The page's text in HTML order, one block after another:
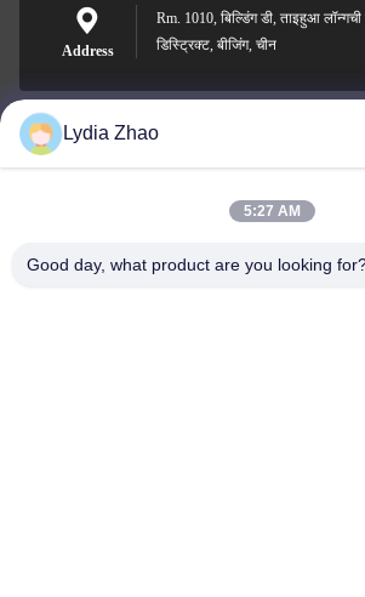
Address
Rm. 1010, बिल्डिंग डी, ताइहुआ लॉन्गची
डिस्ट्रिक्ट, बीजिंग, चीन
jesingd@vip.sina.com
Lydia Zhao
5:27 AM
Good day, what product are you looking